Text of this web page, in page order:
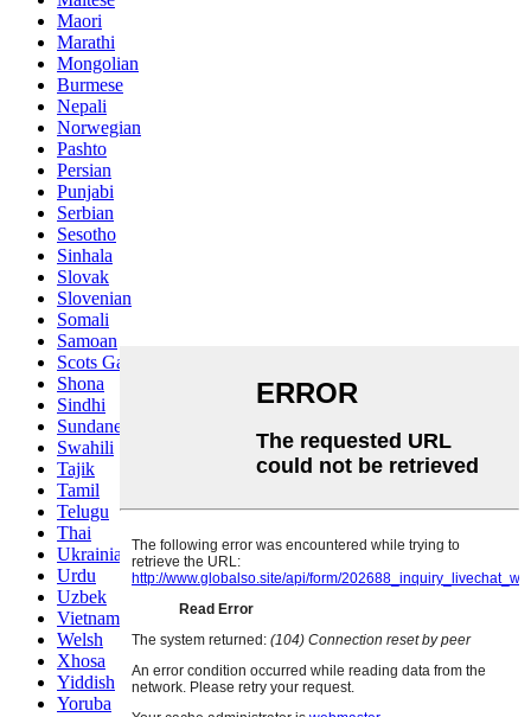
Maori
Marathi
Mongolian
Burmese
Nepali
Norwegian
Pashto
Persian
Punjabi
Serbian
Sesotho
Sinhala
Slovak
Slovenian
Somali
Samoan
Scots Gaelic
Shona
Sindhi
Sundanese
Swahili
Tajik
Tamil
Telugu
Thai
Ukrainian
Urdu
Uzbek
Vietnamese
Welsh
Xhosa
Yiddish
Yoruba